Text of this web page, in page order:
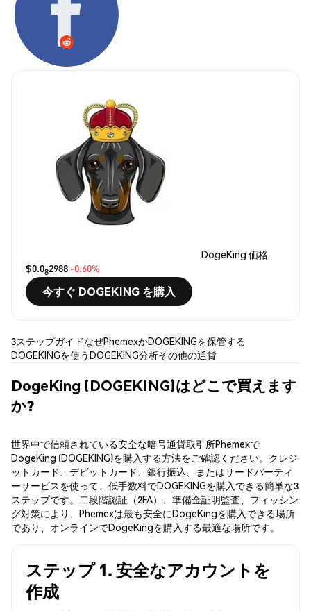
DogeKing 価格
$0.082988 -0.60%
今すぐ DOGEKING を購入
3ステップガイドなぜPhemexかDOGEKINGを保管する
DOGEKINGを使うDOGEKING分析その他の通貨
DogeKing (DOGEKING)はどこで買えます
か?
世界中で信頼されている安全な暗号通貨取引所Phemexで
DogeKing (DOGEKING)を購入する方法をご確認ください。クレジ
ットカード、デビットカード、銀行振込、またはサードパーティ
ーサービスを使って、低手数料でDOGEKINGを購入できる簡単な3
ステップです。二段階認証（2FA）、準備金証明監査、フィッシン
グ対策により、Phemexは最も安全にDogeKingを購入できる場所
であり、オンラインでDogeKingを購入する最適な場所です。
ステップ 1. 安全なアカウントを
作成